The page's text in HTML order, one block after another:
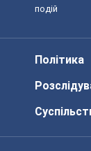
подій
Політика